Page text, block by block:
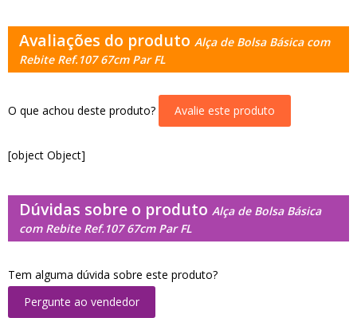
Avaliações do produto Alça de Bolsa Básica com
Rebite Ref.107 67cm Par FL
O que achou deste produto? Avalie este produto
[object Object]
Dúvidas sobre o produto Alça de Bolsa Básica
com Rebite Ref.107 67cm Par FL
Tem alguma dúvida sobre este produto?
Pergunte ao vendedor